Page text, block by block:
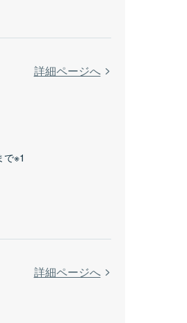
詳細ページへ
で※1
詳細ページへ